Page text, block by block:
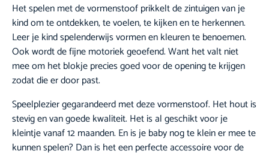
Het spelen met de vormenstoof prikkelt de zintuigen van je
kind om te ontdekken, te voelen, te kijken en te herkennen.
Leer je kind spelenderwijs vormen en kleuren te benoemen.
Ook wordt de fijne motoriek geoefend. Want het valt niet
mee om het blokje precies goed voor de opening te krijgen
zodat die er door past.
Speelplezier gegarandeerd met deze vormenstoof. Het hout is
stevig en van goede kwaliteit. Het is al geschikt voor je
kleintje vanaf 12 maanden. En is je baby nog te klein er mee te
kunnen spelen? Dan is het een perfecte accessoire voor de